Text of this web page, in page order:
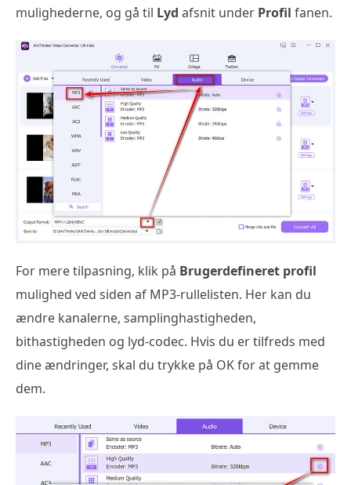
mulighederne, og gå til Lyd afsnit under Profil fanen.
For mere tilpasning, klik på Brugerdefineret profil
mulighed ved siden af MP3-rullelisten. Her kan du
ændre kanalerne, samplinghastigheden,
bithastigheden og lyd-codec. Hvis du er tilfreds med
dine ændringer, skal du trykke på OK for at gemme
dem.